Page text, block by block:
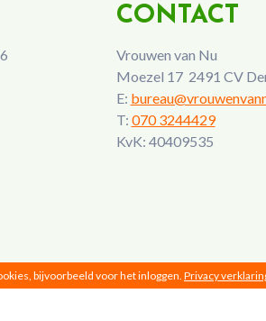
CONTACT
Vrouwen van Nu
Moezel 17 2491 CV
E:
T: 070 3244429
KvK: 40409535
bijvoorbeeld voor het inloggen. Privacy